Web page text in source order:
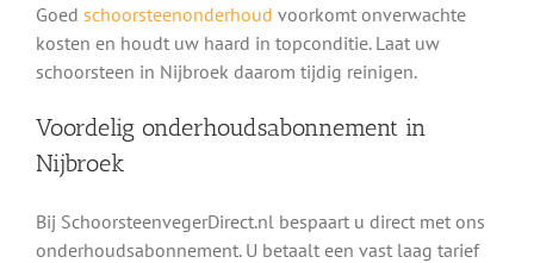
Goed schoorsteenonderhoud voorkomt onverwachte
kosten en houdt uw haard in topconditie. Laat uw
schoorsteen in Nijbroek daarom tijdig reinigen.
Voordelig onderhoudsabonnement in
Nijbroek
Bij SchoorsteenvegerDirect.nl bespaart u direct met ons
onderhoudsabonnement. U betaalt een vast laag tarief